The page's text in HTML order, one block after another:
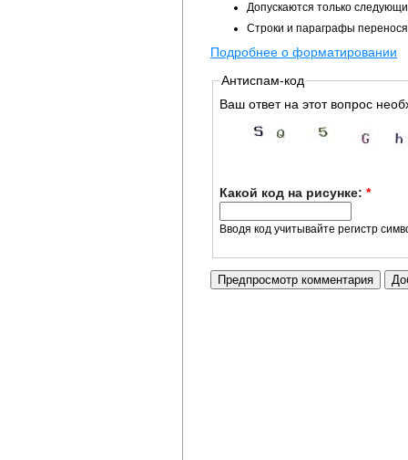
Допускаются только
Строки и параграфы
Подробнее о форматировании
Антиспам-код
Ваш ответ на этот вопрос
Какой код на рисунке: *
Вводя код учитывайте регистр